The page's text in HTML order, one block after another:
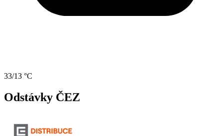
33/13 °C
Odstávky ČEZ